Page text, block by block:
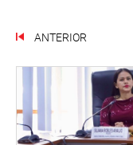
ANTERIOR